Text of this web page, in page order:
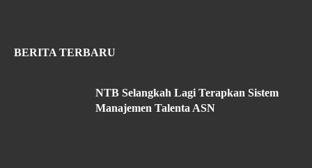
BERITA TERBARU
NTB Selangkah Lagi Terapkan Sistem
Manajemen Talenta ASN